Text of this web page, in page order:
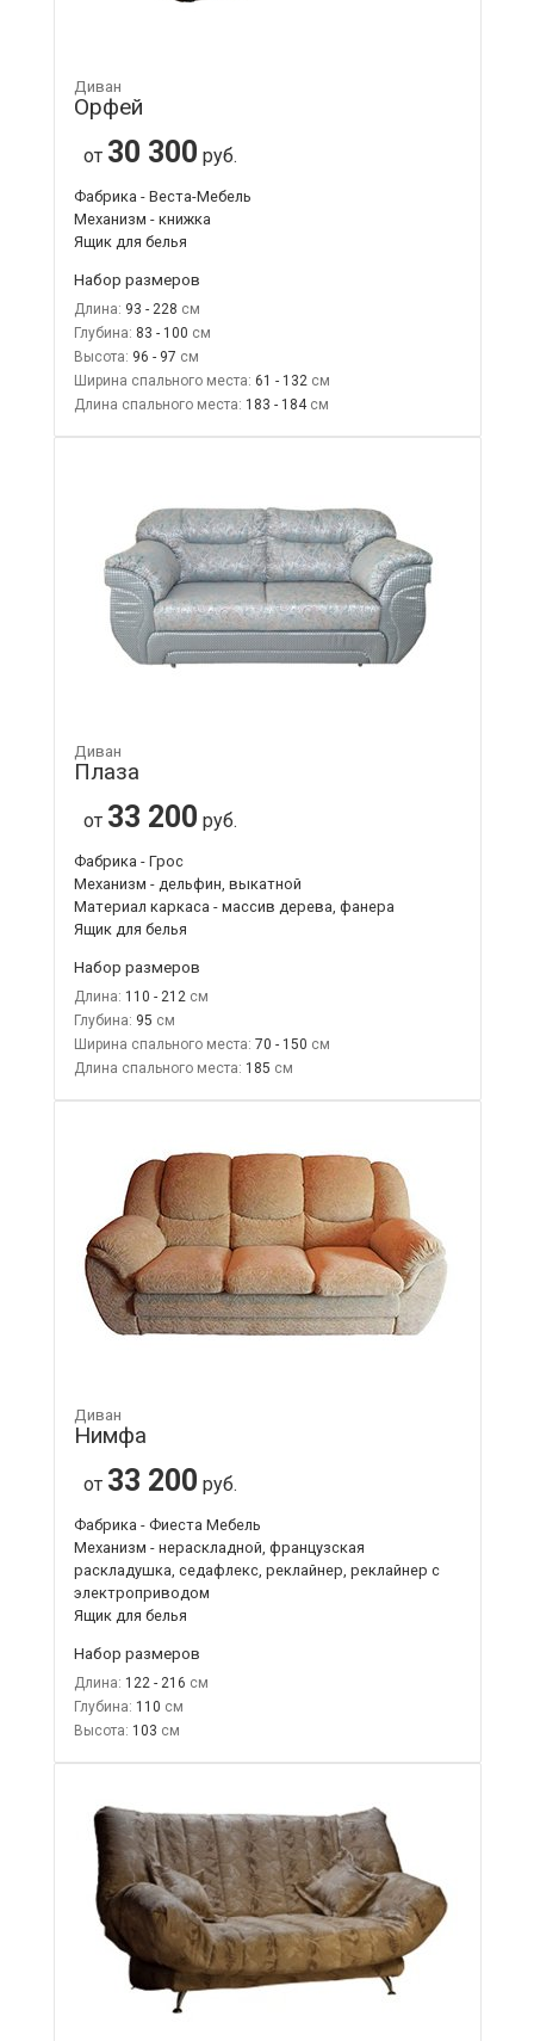
Диван
Орфей
от 30 300 руб.
Фабрика - Веста-Мебель
Механизм - книжка
Ящик для белья
Набор размеров
Длина: 93 - 228
Глубина: 83 - 100
Высота: 96 - 97
Ширина спального места: 61 - 132
Длина спального места: 183 - 184
Диван
Плаза
от 33 200 руб.
Фабрика - Грос
Механизм - дельфин, выкатной
Материал каркаса - массив дерева, фанера
Ящик для белья
Набор размеров
Длина: 110 - 212
Глубина: 95
Ширина спального места: 70 - 150
Длина спального места: 185
Диван
Нимфа
от 33 200 руб.
Фабрика - Фиеста Мебель
Механизм - нераскладной, французская
раскладушка, седафлекс, реклайнер, реклайнер с
электроприводом
Ящик для белья
Набор размеров
Длина: 122 - 216
Глубина: 110
Высота: 103